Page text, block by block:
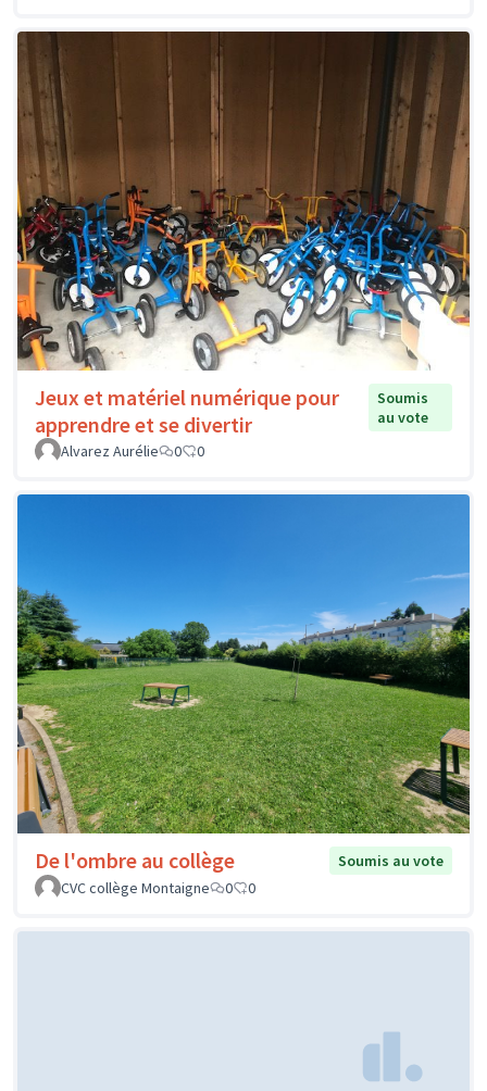
Jeux et matériel numérique pour
apprendre et se divertir
Soumis
au vote
Alvarez Aurélie
0 0
De l'ombre au collège
Soumis au vote
CVC collège Montaigne
0 0